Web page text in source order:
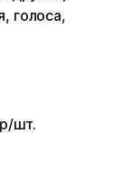
голоса,
шт.